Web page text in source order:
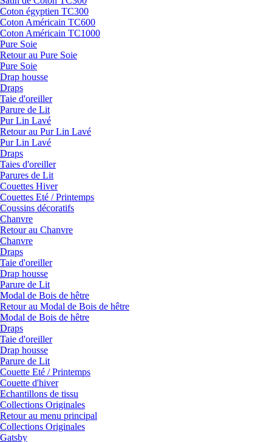
Coton égyptien TC300
Coton Américain TC600
Coton Américain TC1000
Pure Soie
Retour au Pure Soie
Pure Soie
Drap housse
Draps
Taie d'oreiller
Parure de Lit
Pur Lin Lavé
Retour au Pur Lin Lavé
Pur Lin Lavé
Draps
Taies d'oreiller
Parures de Lit
Couettes Hiver
Couettes Eté / Printemps
Coussins décoratifs
Chanvre
Retour au Chanvre
Chanvre
Draps
Taie d'oreiller
Drap housse
Parure de Lit
Modal de Bois de hêtre
Retour au Modal de Bois de hêtre
Modal de Bois de hêtre
Draps
Taie d'oreiller
Drap housse
Parure de Lit
Couette Eté / Printemps
Couette d'hiver
Echantillons de tissu
Collections Originales
Retour au menu principal
Collections Originales
Gatsby